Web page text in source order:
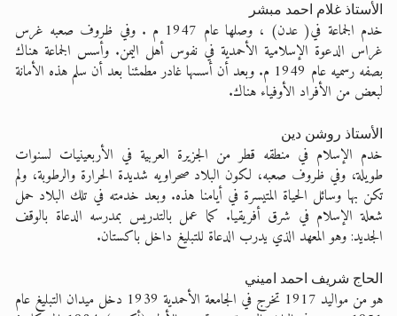
الأستاذ غلام احمد مبشر
خدم الجماعة في( عدن) ، وصلها عام 1947 م . وفي ظروف صعبه غرس
غراس الدعوة الإسلامية الأحمدية في نفوس أهل اليمن. وأسس الجماعة هناك
بصفه رسميه عام 1949 م. وبعد أن أسسها غادر مطمئنا بعد أن سلم هذه الأمانة
لبعض من الأفراد الأوفياء هناك.
الأستاذ روشن دين
خدم الإسلام في منطقه قطر من الجزيرة العربية في الأربعينيات لسنوات
طويلة، وفي ظروف صعبه، لكون البلاد صحراويه شديدة الحرارة والرطوبة، ولم
تكن بها وسائل الحياة المتيسرة في أيامنا هذه. وبعد خدمته في تلك البلاد حمل
شعلة الإسلام في شرق أفريقيا. كما عمل بالتدريس بمدرسه الدعاة بالوقف
الجديد: وهو المعهد الذي يدرب الدعاة للتبليغ داخل باكستان.
الحاج شريف احمد اميني
هو من مواليد 1917 تخرج في الجامعة الأحمدية 1939 دخل ميدان التبليغ عام